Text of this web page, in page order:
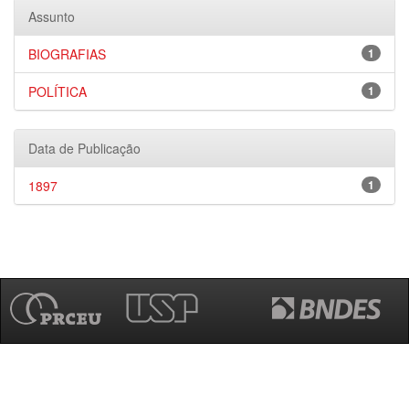
Assunto
1
BIOGRAFIAS
1
POLÍTICA
Data de Publicação
1
1897